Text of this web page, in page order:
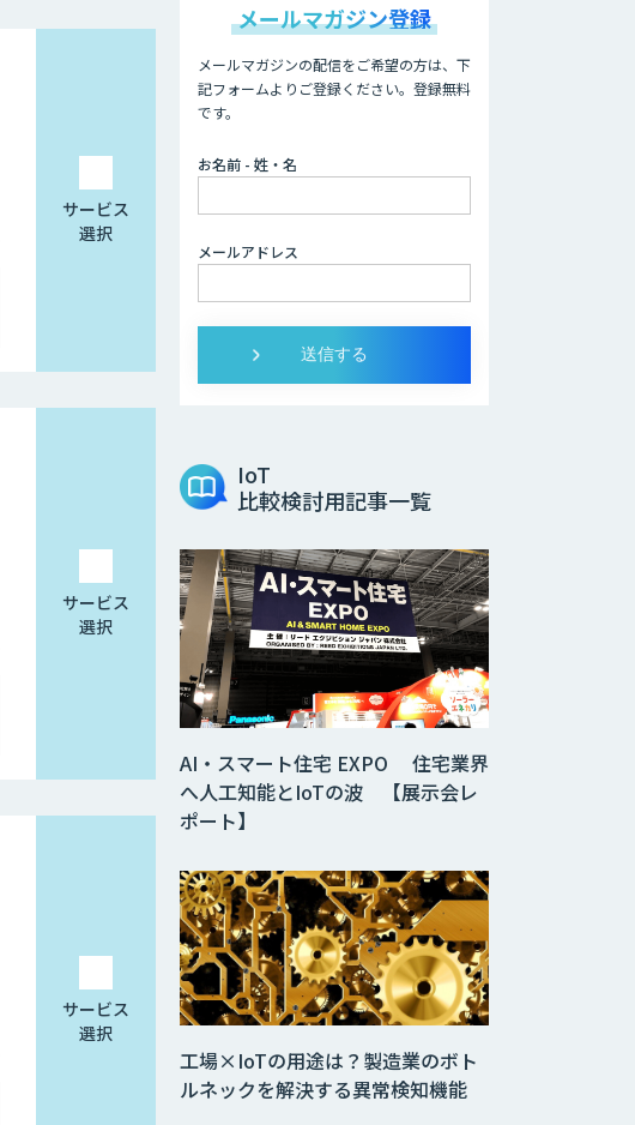
サービス
選択
サービス
選択
サービス
選択
メールマガジン登録
メールマガジンの配信をご希望の方は、下
記フォームよりご登録ください。登録無料
です。
お名前 - 姓・名
メールアドレス
IoT
比較検討用記事一覧
工場×IoTの用途は？製造業のボト
ルネックを解決する異常検知機能
AI・スマート住宅 EXPO 住宅業界
へ人工知能とIoTの波 【展示会レ
ポート】